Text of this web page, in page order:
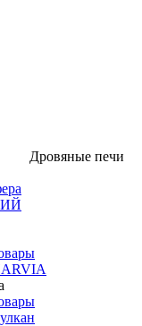
Дровяные печи